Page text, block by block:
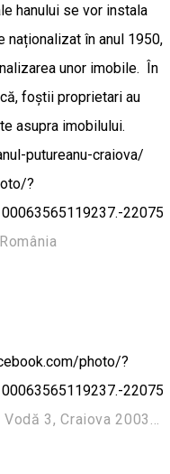
hanului se vor instala
în anul 1950,
unor imobile. În
foștii proprietari au
asupra imobilului.
putureanu-craiova/
?
photo/?
Casa Mărăscu, Bulevardul Știrbei Vodă 3, Craiova 200352, România